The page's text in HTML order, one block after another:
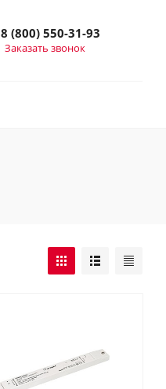
8 (800) 550-31-93
Заказать звонок